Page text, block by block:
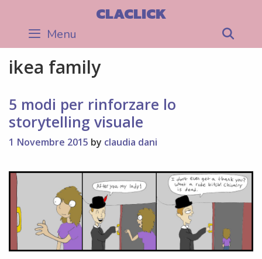
content
CLACLICK
Menu
ikea family
5 modi per rinforzare lo
storytelling visuale
1 Novembre 2015 by claudia dani